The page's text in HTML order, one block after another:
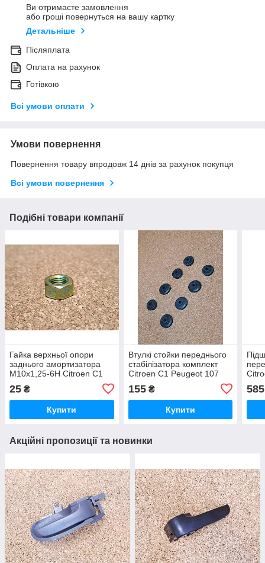
Ви отримаєте замовлення
або гроші повернуться на вашу картку
Детальніше
Післяплата
Оплата на рахунок
Готівкою
Всі умови оплати
Умови повернення
Повернення товару впродовж 14 днів за рахунок покупця
Всі умови повернення
Подібні товари компанії
Гайка верхньої опори
заднього амортизатора
М10х1,25-6Н Citroen C1
Ситроэн Сітроен С1 Пежо
107
25 ₴
Купити
Втулкі стойки переднього
стабілізатора комплект
Citroen C1 Peugeot 107
Ситроен Ситроэн Сітроен
С1 Пежо 107
155₴
Купити
585
Акційні пропозиції та новинки